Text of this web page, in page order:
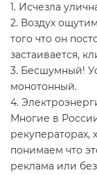
1. Исчезла
2. Воздух
того что он
застаивается,
3. Бесшумный!
монотонный.
4.
Многие в
рекуператорах,
понимаем что
реклама или